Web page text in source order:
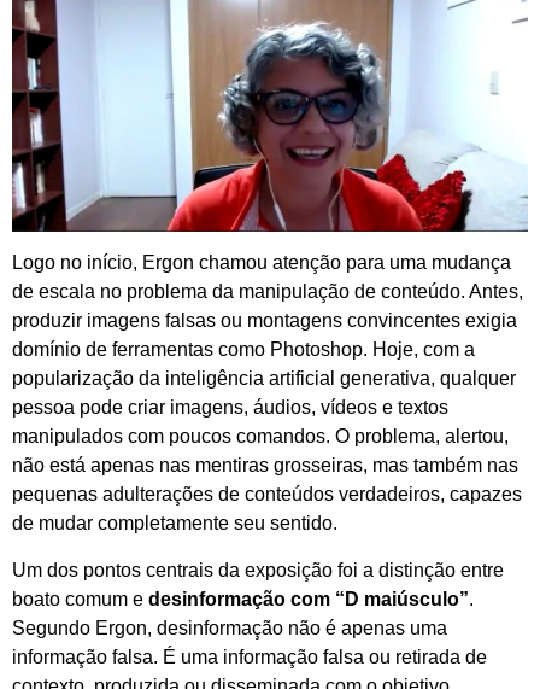
Logo no início, Ergon chamou atenção para uma mudança
de escala no problema da manipulação de conteúdo. Antes,
produzir imagens falsas ou montagens convincentes exigia
domínio de ferramentas como Photoshop. Hoje, com a
popularização da inteligência artificial generativa, qualquer
pessoa pode criar imagens, áudios, vídeos e textos
manipulados com poucos comandos. O problema, alertou,
não está apenas nas mentiras grosseiras, mas também nas
pequenas adulterações de conteúdos verdadeiros, capazes
de mudar completamente seu sentido.
Um dos pontos centrais da exposição foi a distinção entre
boato comum e desinformação com “D maiúsculo”.
Segundo Ergon, desinformação não é apenas uma
informação falsa. É uma informação falsa ou retirada de